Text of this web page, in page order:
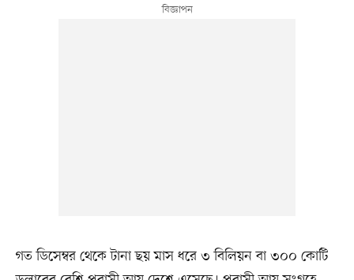
গত ডিসেম্বর থেকে টানা ছয় মাস ধরে ৩ বিলিয়ন বা ৩০০ কোটি